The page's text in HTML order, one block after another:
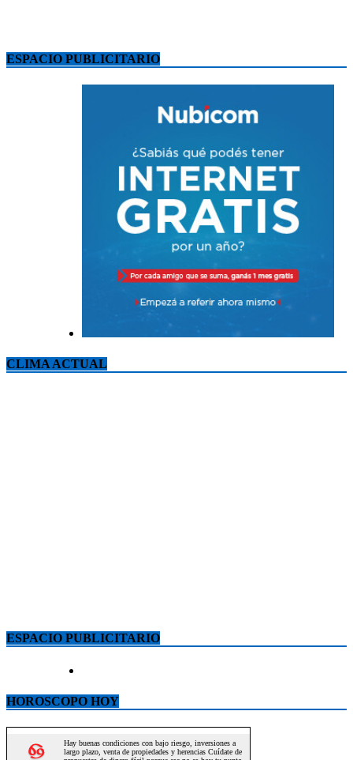
ESPACIO PUBLICITARIO
CLIMA ACTUAL
ESPACIO PUBLICITARIO
HOROSCOPO HOY